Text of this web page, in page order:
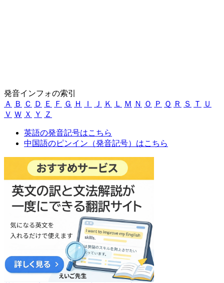
発音インフォの索引
Ａ
Ｂ Ｃ Ｄ Ｅ Ｆ Ｇ Ｈ Ｉ Ｊ Ｋ Ｌ Ｍ Ｎ Ｏ Ｐ Ｑ Ｒ Ｓ Ｔ
Ｕ
Ｖ Ｗ Ｘ Ｙ Ｚ
英語の発音記号はこちら
中国語のピンイン（発音記号）はこちら